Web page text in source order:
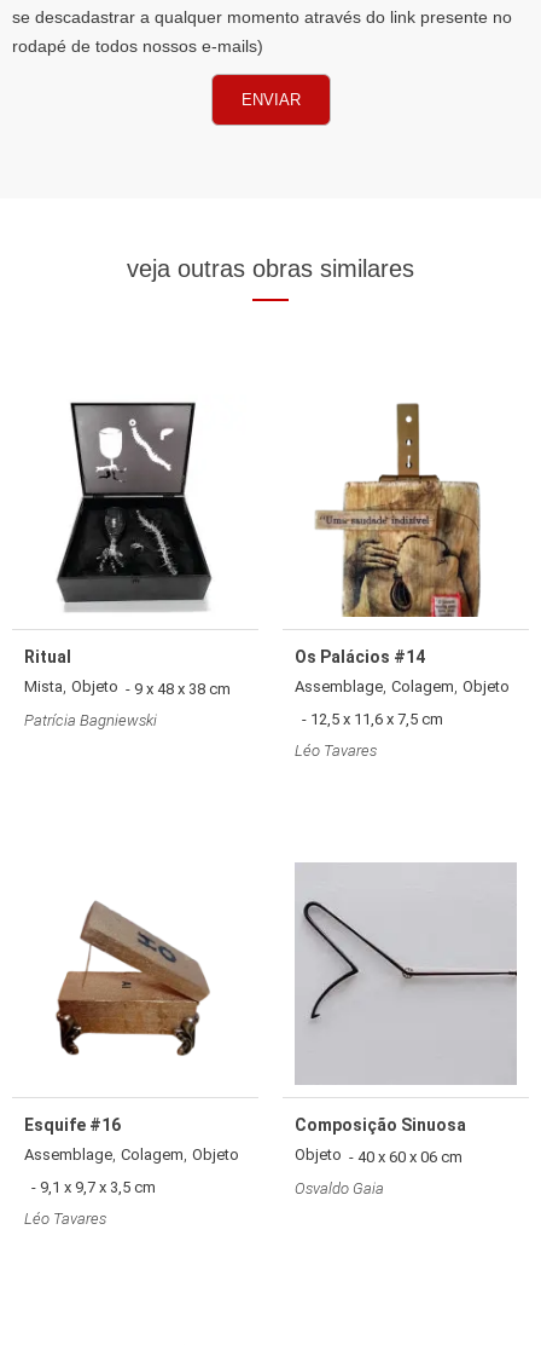
se descadastrar a qualquer momento através do link presente no
rodapé de todos nossos e-mails)
ENVIAR
veja outras obras similares
Ritual
Mista, Objeto - 9 x 48 x 38 cm
Patrícia Bagniewski
Os Palácios #14
Assemblage, Colagem, Objeto
- 12,5 x 11,6 x 7,5 cm
Léo Tavares
Esquife #16
Assemblage, Colagem, Objeto
- 9,1 x 9,7 x 3,5 cm
Léo Tavares
Composição Sinuosa
Objeto - 40 x 60 x 06 cm
Osvaldo Gaia